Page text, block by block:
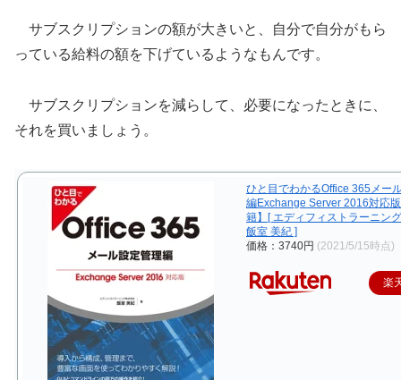
サブスクリプションの額が大きいと、自分で自分がもら
っている給料の額を下げているようなもんです。
サブスクリプションを減らして、必要になったときに、
それを買いましょう。
ひと目でわかるOffice 365メー
編Exchange Server 2016対応
籍】[ エディフィストラーニン
飯室 美紀 ]
価格：3740円 (2021/5/15時点)
楽